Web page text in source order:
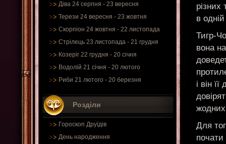
Діва 24 серпня - 23 вересня
Терези 24 вересня - 23 жовтня
Скорпіон 24 жовтня - 22 листопада
Стрілець 23 листопада - 21 грудня
Козеріг 22 грудня - 20 січня
Водолій 21 січня - 20 лютого
Риби 21 лютого - 20 березня
Розділи
Гороскоп Друїдів
День народження
різних
в
Тигр-
вона
і він
жодних
Для
почати